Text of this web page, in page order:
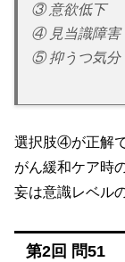
③ 意欲低下
④ 見当識障害
⑤ 抑うつ気分
選択肢④が正解で
がん緩和ケア時
妄は意識レベル
第2回 問51